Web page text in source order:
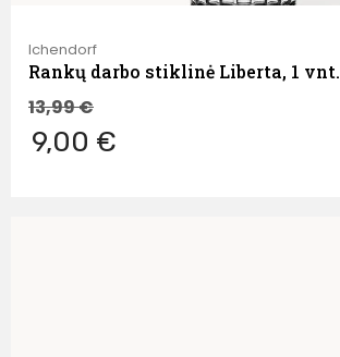
Ichendorf
Rankų darbo stiklinė Liberta, 1 vnt.
13,99€
9,00 €